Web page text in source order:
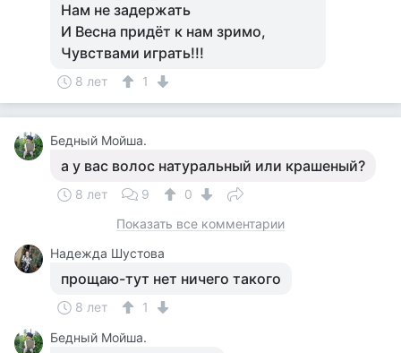
Нам не задержать
И Весна придёт к нам зримо,
Чувствами играть!!!
8 лет 1
Бедный Мойша.
а у вас волос натуральный или крашеный?
8 лет 9
0
Показать все комментарии
Надежда Шустова
прощаю-тут нет ничего такого
8 лет
1
Бедный Мойша.